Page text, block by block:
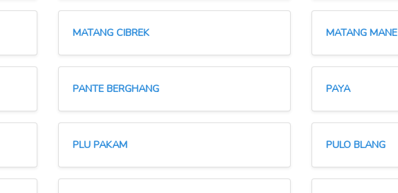
MATANG CIBREK MATANG MANE
PANTE BERGHANG PAYA
PLU PAKAM PULO BLANG